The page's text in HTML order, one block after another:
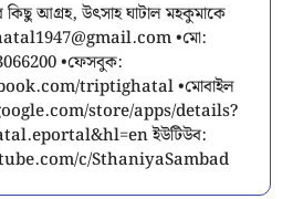
কিছু আগ্রহ, উৎসাহ ঘাটাল মহকুমাকে
•মো:
•ফেসবুক:
triptighatal •মোবাইল
store/apps/details?
ইউটিউব:
c/SthaniyaSambad